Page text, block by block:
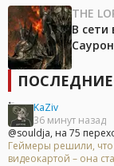
THE
В сети
KaZiv
36 минут назад
@souldja, на 75
Геймеры решили, что
видеокартой – она